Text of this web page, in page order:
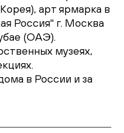
арт ярмарка в
Россия" г. Москва
(ОАЭ).
музеях,
в России и за